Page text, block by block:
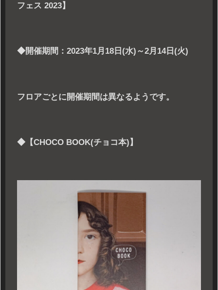
フェス 2023】
◆開催期間：2023年1月18日(水)～2月14日(火)
フロアごとに開催期間は異なるようです。
◆【CHOCO BOOK(チョコ本)】